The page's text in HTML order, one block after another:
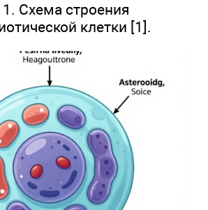
Схема строения
клетки [1].